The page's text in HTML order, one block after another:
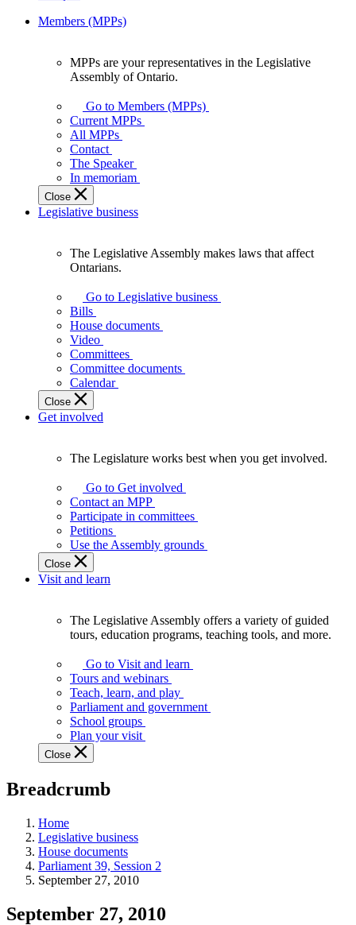
Members (MPPs)
your
representatives
Legislative
Assembly
of
Ontario.
MPPs are your representatives in the Legislative
Assembly of Ontario.
Go to Members (MPPs)
Current MPPs
All MPPs
Contact
The Speaker
In memoriam
Close
Legislative business
Assembly
makes
laws
affect
Ontarians.
The Legislative Assembly makes laws that affect
Ontarians.
Go to Legislative business
Bills
House documents
Video
Committees
Committee documents
Calendar
Close
Get involved
Legislature
works
best
when
get
involved.
The Legislature works best when you get involved.
Go to Get involved
Contact an MPP
Participate in committees
Petitions
Use the Assembly grounds
Close
Visit and learn
Assembly
offers
variety
guided
tours,
education
teaching
and
more.
The Legislative Assembly offers a variety of guided
tours, education programs, teaching tools, and more.
Go to Visit and learn
Tours and webinars
Teach, learn, and play
Parliament and government
School groups
Plan your visit
Close
Breadcrumb
Home
Legislative business
House documents
Parliament 39, Session 2
September 27, 2010
September 27, 2010